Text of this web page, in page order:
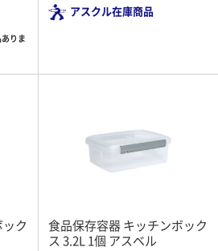
りま
アスクル在庫商品
ク
食品保存容器 キッチンボック
ス 3.2L 1個 アスベル